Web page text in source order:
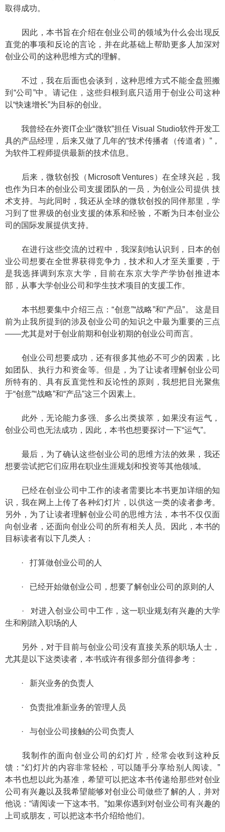
取得成功。
因此，本书旨在介绍在创业公司的领域为什么会出现反
直觉的事项和反论的言论，并在此基础上帮助更多人加深对
创业公司的这种思维方式的理解。
不过，我在后面也会谈到，这种思维方式不能全盘照搬
到“公司”中。请记住，这些归根到底只适用于创业公司这种
以“快速增长”为目标的创业。
我曾经在外资IT企业“微软”担任 Visual Studio软件开发工
具的产品经理，后来又做了几年的“技术传播者（传道者）”，
为软件工程师提供最新的技术信息。
后来，微软创投（Microsoft Ventures）在全球兴起，我
也作为日本的创业公司支援团队的一员，为创业公司提供 技
术支持。与此同时，我还从全球的微软创投的同伴那里，学
习到了世界级的创业支援的体系和经验，不断为日本创业公
司的国际发展提供支持。
在进行这些交流的过程中，我深刻地认识到，日本的创
业公司想要在全世界获得竞争力，技术和人才至关重要，于
是我选择调到东京大学，目前在东京大学产学协创推进本
部，从事大学创业公司和学生技术项目的支援工作。
本书想要集中介绍三点：“创意”“战略”和“产品”。 这是目
前为止我所提到的涉及创业公司的知识之中最为重要的三点
——尤其是对于创业前期和创业初期的创业公司而言。
创业公司想要成功，还有很多其他必不可少的因素，比
如团队、执行力和资金等。但是，为了让读者理解创业公司
所特有的、具有反直觉性和反论性的原则，我想把目光聚焦
于“创意”“战略”和“产品”这三个因素上。
此外，无论能力多强、多么出类拔萃，如果没有运气，
创业公司也无法成功，因此，本书也想要探讨一下“运气”。
最后，为了确认这些创业公司的思维方法的效果，我还
想要尝试把它们应用在职业生涯规划和投资等其他领域。
已经在创业公司中工作的读者需要比本书更加详细的知
识，我在网上上传了各种幻灯片，以供这一类的读者参考。
另外，为了让读者理解创业公司的思维方法，本书不仅仅面
向创业者，还面向创业公司的所有相关人员。因此，本书的
目标读者有以下几类人：
· 打算做创业公司的人
· 已经开始做创业公司，想要了解创业公司的原则的人
· 对进入创业公司中工作，这一职业规划有兴趣的大学
生和刚踏入职场的人
另外，对于目前与创业公司没有直接关系的职场人士，
尤其是以下这类读者，本书或许有很多部分值得参考：
· 新兴业务的负责人
· 负责批准新业务的管理人员
· 与创业公司接触的公司负责人
我制作的面向创业公司的幻灯片，经常会收到这种反
馈：“幻灯片的内容非常轻松，可以随手分享给别人阅读。”
本书也想以此为基准，希望可以把这本书传递给那些对创业
公司有兴趣以及我希望能够对创业公司做些了解的人，并对
他说：“请阅读一下这本书。”如果你遇到对创业公司有兴趣的
上司或朋友，可以把这本书介绍给他们。